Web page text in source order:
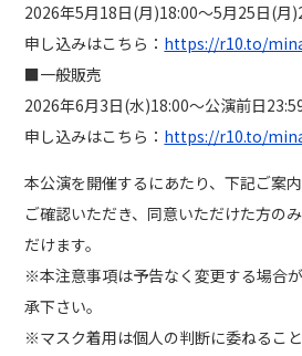
2026年5月18日(月)18:00～5月25日(月
申し込みはこちら： https://r10.to/
■一般販売
2026年6月3日(水)18:00～公演前日
申し込みはこちら： https://r10.to/
本公演を開催するにあたり、下記ご案
ご確認いただき、同意いただけた方の
だけます。
※本注意事項は予告なく変更する場合
承下さい。
※マスク着用は個人の判断に委ねること